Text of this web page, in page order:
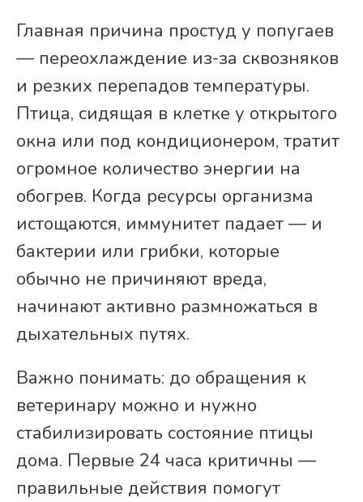
Главная причина простуд у попугаев
— переохлаждение из-за сквозняков
и резких перепадов температуры.
Птица, сидящая в клетке у открытого
окна или под кондиционером, тратит
огромное количество энергии на
обогрев. Когда ресурсы организма
истощаются, иммунитет падает — и
бактерии или грибки, которые
обычно не причиняют вреда,
начинают активно размножаться в
дыхательных путях.
Важно понимать: до обращения к
ветеринару можно и нужно
стабилизировать состояние птицы
дома. Первые 24 часа критичны —
правильные действия помогут